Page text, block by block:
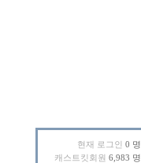
현재 로그인 0 명
캐스트킷회원 6,983 명